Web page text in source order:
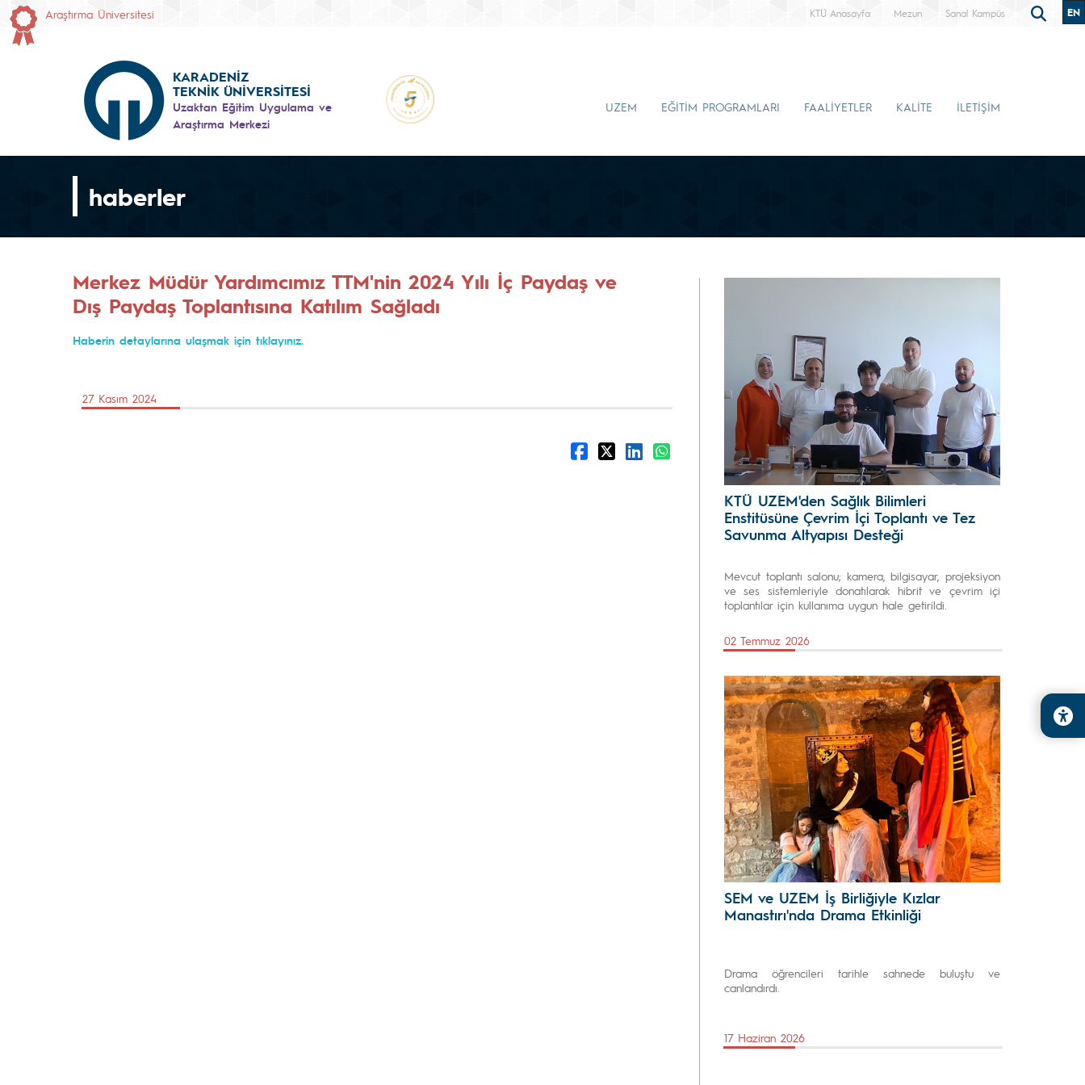
Araştırma Üniversitesi KTÜ Anasayfa Mezun Sanal Kampüs EN
KARADENİZ
TEKNİK ÜNİVERSİTESİ
Uzaktan Eğitim Uygulama ve
Araştırma Merkezi
UZEM EĞİTİM PROGRAMLARI FAALİYETLER KALİTE İLETİŞİM
haberler
Merkez Müdür Yardımcımız TTM'nin 2024 Yılı İç Paydaş ve
Dış Paydaş Toplantısına Katılım Sağladı
Haberin detaylarına ulaşmak için tıklayınız.
27 Kasım 2024
KTÜ UZEM'den Sağlık Bilimleri
Enstitüsüne Çevrim İçi Toplantı ve Tez
Savunma Altyapısı Desteği
Mevcut toplantı salonu; kamera, bilgisayar, projeksiyon
ve ses sistemleriyle donatılarak hibrit ve çevrim içi
toplantılar için kullanıma uygun hale getirildi.
02 Temmuz 2026
SEM ve UZEM İş Birliğiyle Kızlar
Manastırı'nda Drama Etkinliği
Drama öğrencileri tarihle sahnede buluştu ve
canlandırdı.
17 Haziran 2026